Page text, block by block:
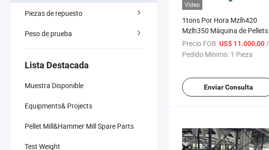
Piezas de repuesto
Peso de prueba
Lista Destacada
Muestra Disponible
Equipments& Projects
Pellet Mill&Hammer Mill Spare Parts
Test Weight
Vídeo
1tons Por Hora Mzlh420
Mzlh350 Máquina de Pellets
de Arena para Gatos de Tofu
Máquina de Arena de Tofu
Precio FOB:US$ 11.000,00/ Pieza
Pedido Mínimo: 1 Pieza
Enviar Consulta